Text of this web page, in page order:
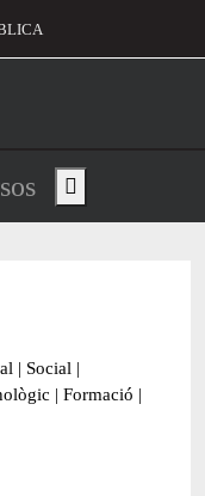
d'usuari
de
Show main menu
| Social |
| Formació |